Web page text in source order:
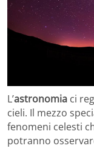
L’astronomia ci
cieli. Il mezzo
fenomeni celesti
potranno